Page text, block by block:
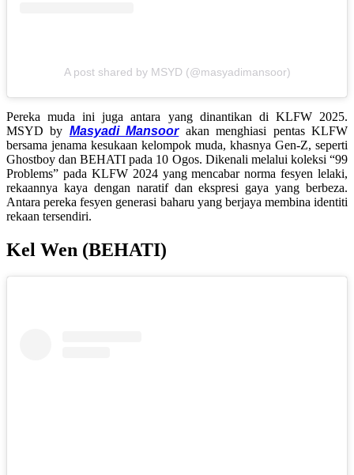
A post shared by MSYD (@masyadimansoor)
Pereka muda ini juga antara yang dinantikan di KLFW 2025.
MSYD by Masyadi Mansoorakan menghiasi pentas KLFW
bersama jenama kesukaan kelompok muda, khasnya Gen-Z, seperti
Ghostboy dan BEHATI pada 10 Ogos. Dikenali melalui koleksi “99
Problems” pada KLFW 2024 yang mencabar norma fesyen lelaki,
rekaannya kaya dengan naratif dan ekspresi gaya yang berbeza.
Antara pereka fesyen generasi baharu yang berjaya membina identiti
rekaan tersendiri.
Kel Wen (BEHATI)